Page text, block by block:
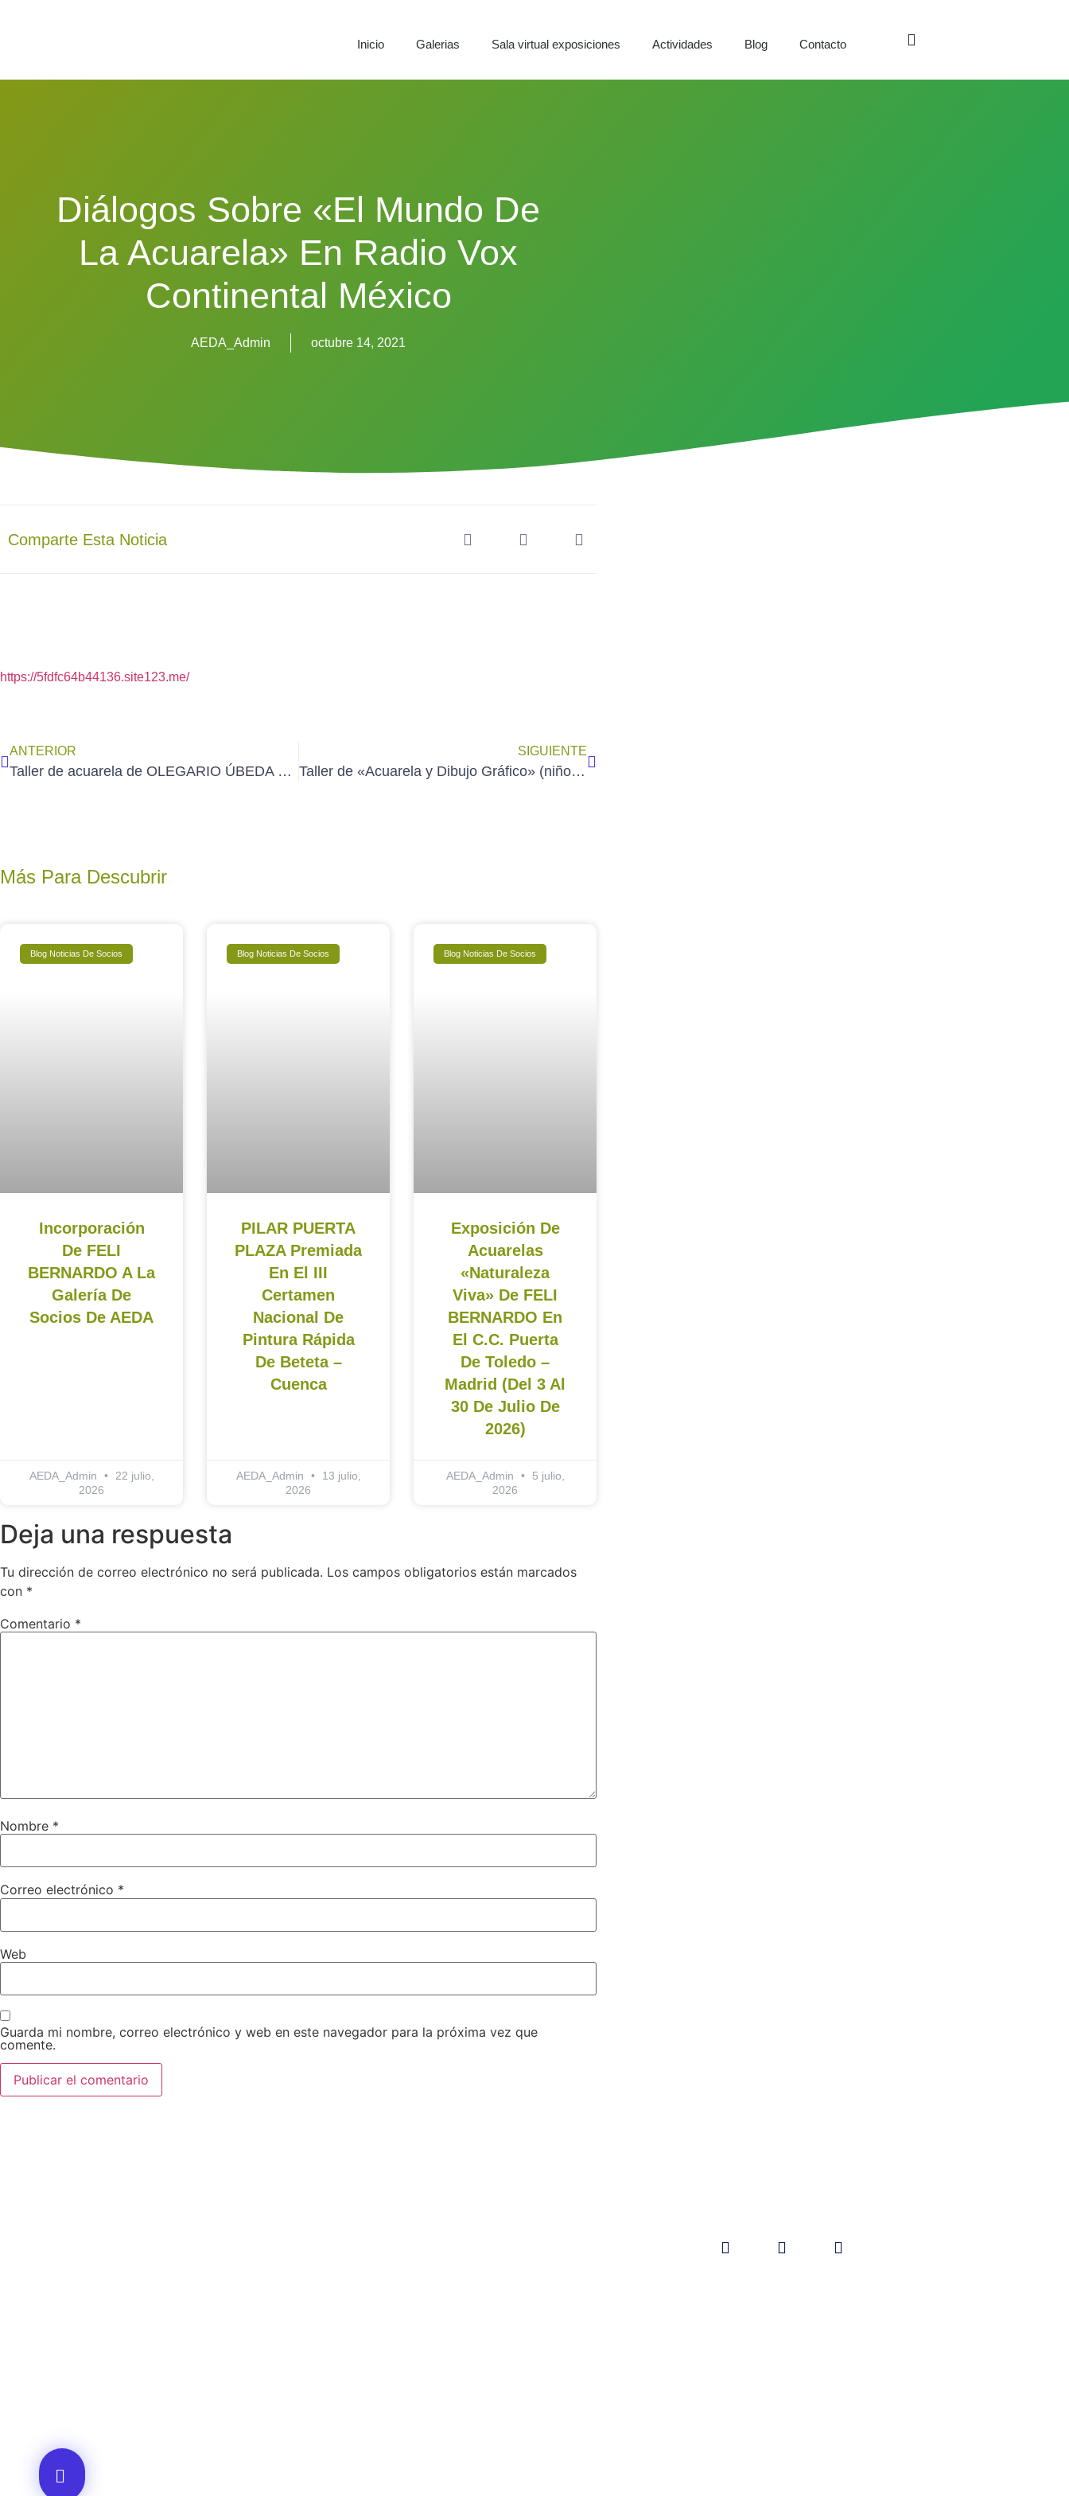
Inicio Galerias Sala virtual exposiciones Actividades Blog Contacto
Diálogos Sobre «El Mundo De
La Acuarela» En Radio Vox
Continental México
AEDA_Admin octubre 14, 2021
Comparte Esta Noticia
https://5fdfc64b44136.site123.me/
ANTERIOR
Taller de acuarela de OLEGARIO ÚBEDA en AEDA, el 30 y 31 de octubre de 2021
SIGUIENTE
Taller de «Acuarela y Dibujo Gráfico» (niños) impartido por ARACELI C. HAMILTON (sábado 23 de octubre de 2021)
Más Para Descubrir
Blog Noticias De Socios
Incorporación
De FELI
BERNARDO A La
Galería De
Socios De AEDA
AEDA_Admin
22 julio,
2026
Blog Noticias De Socios
PILAR PUERTA
PLAZA Premiada
En El III
Certamen
Nacional De
Pintura Rápida
De Beteta –
Cuenca
AEDA_Admin
13 julio,
2026
Blog Noticias De Socios
Exposición De
Acuarelas
«Naturaleza
Viva» De FELI
BERNARDO En
El C.C. Puerta
De Toledo –
Madrid (del 3 Al
30 De Julio De
2026)
AEDA_Admin
5 julio,
2026
Deja una respuesta
Tu dirección de correo electrónico no será publicada. Los campos obligatorios están marcados
con *
Comentario *
Nombre *
Correo electrónico *
Web
Guarda mi nombre, correo electrónico y web en este navegador para la próxima vez que
comente.